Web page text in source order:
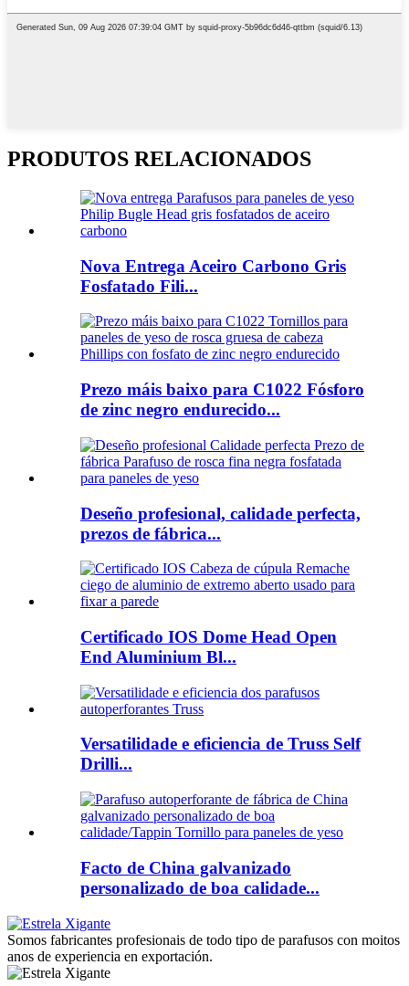
PRODUTOS RELACIONADOS
Nova Entrega Aceiro Carbono Gris
Fosfatado Fili...
Prezo máis baixo para C1022 Fósforo
de zinc negro endurecido...
Deseño profesional, calidade perfecta,
prezos de fábrica...
Certificado IOS Dome Head Open
End Aluminium Bl...
Versatilidade e eficiencia de Truss Self
Drilli...
Facto de China galvanizado
personalizado de boa calidade...
Somos fabricantes profesionais de todo tipo de parafusos con moitos
anos de experiencia en exportación.